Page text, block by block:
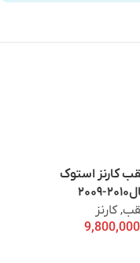
کارنز استوک
, کارنز